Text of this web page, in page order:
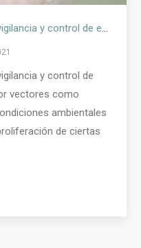
y control de
vectores como
ambientales
de ciertas